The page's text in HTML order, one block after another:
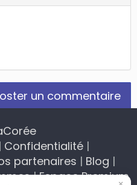
un commentaire
| Confidentialité |
partenaires | Blog |
|Espace Premium